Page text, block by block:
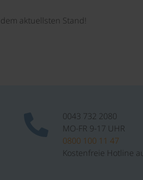
aktuellsten Stand!
0043 732 2080
MO-FR 9-17 UHR
0800 100 11 47
Kostenfreie Hotline